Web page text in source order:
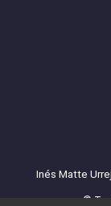
Inés Matte
©